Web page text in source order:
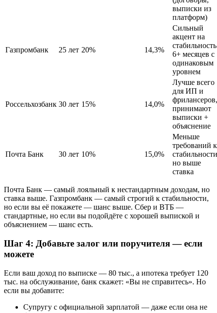
выписки из
платформ)
Газпромбанк 25 лет 20% 14,3%
Сильный
акцент на
6+ месяцев с
одинаковым
уровнем
Россельхозбанк 30 лет 15% 14,0%
Лучше всего
для ИП и
фрилансеров,
принимают
выписки +
объяснение
Почта Банк 30 лет 10% 15,0%
Меньше
требований к
но выше
ставка
Почта Банк — самый лояльный к нестандартным доходам, но
ставка выше. Газпромбанк — самый строгий к стабильности,
но если вы её покажете — шанс выше. Сбер и ВТБ —
стандартные, но если вы подойдёте с хорошей выпиской и
объяснением — шанс есть.
Шаг 4: Добавьте залог или поручителя — если
можете
Если ваш доход по выписке — 80 тыс., а ипотека требует 120
тыс. на обслуживание, банк скажет: «Вы не справитесь». Но
если вы добавите:
Супругу с официальной зарплатой — даже если она не